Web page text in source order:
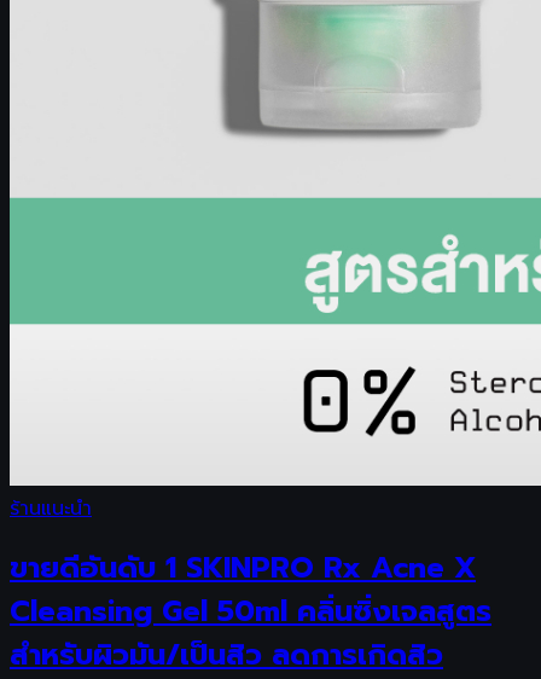
ร้านแนะนำ
ขายดีอันดับ 1 SKINPRO Rx Acne X
Cleansing Gel 50ml คลิ่นซิ่งเจลสูตร
สำหรับผิวมัน/เป็นสิว ลดการเกิดสิว